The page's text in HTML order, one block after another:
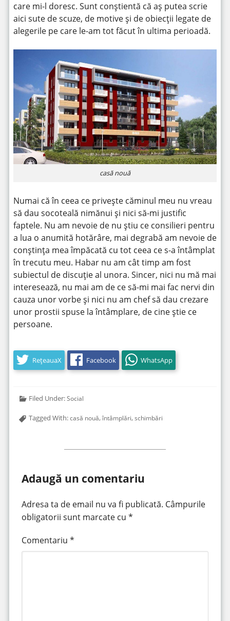
care mi-l doresc. Sunt conștientă că aș putea scrie
aici sute de scuze, de motive și de obiecții legate de
alegerile pe care le-am tot făcut în ultima perioadă.
casă nouă
Numai că în ceea ce privește căminul meu nu vreau
să dau socoteală nimănui și nici să-mi justific
faptele. Nu am nevoie de nu știu ce consilieri pentru
a lua o anumită hotărâre, mai degrabă am nevoie de
conștința mea împăcată cu tot ceea ce s-a întâmplat
în trecutu meu. Habar nu am cât timp am fost
subiectul de discuție al unora. Sincer, nici nu mă mai
interesează, nu mai am de ce să-mi mai fac nervi din
cauza unor vorbe și nici nu am chef să dau crezare
unor prostii spuse la întâmplare, de cine știe ce
persoane.
RețeauaX Facebook WhatsApp
Filed Under:Social
Tagged With:casă nouă,întâmplări,schimbări
Adaugă un comentariu
Adresa ta de email nu va fi publicată. Câmpurile
obligatorii sunt marcate cu *
Comentariu *